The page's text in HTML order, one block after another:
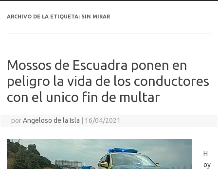
ARCHIVO DE LA ETIQUETA: SIN MIRAR
Mossos de Escuadra ponen en
peligro la vida de los conductores
con el unico fin de multar
porAngeloso de la Isla 16/04/2021
H
oy